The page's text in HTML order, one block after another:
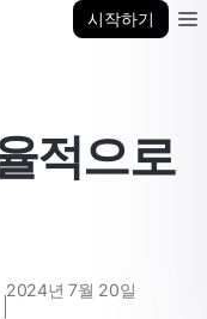
시작하기
적으로
2024년 7월 20일